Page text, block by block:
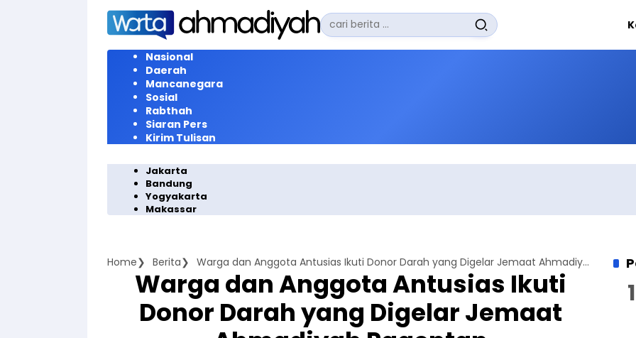
Langsung
konten
Pencarian
untuk:
Nasional
Daerah
Mancanegara
Sosial
Rabthah
Siaran Pers
Kirim Tulisan
Jakarta
Bandung
Yogyakarta
Makassar
Home Berita Warga dan Anggota Antusias Ikuti Donor Darah yang Digelar Jemaat Ahmadiyah Pagentan
Warga dan Anggota Antusias Ikuti
Donor Darah yang Digelar Jemaat